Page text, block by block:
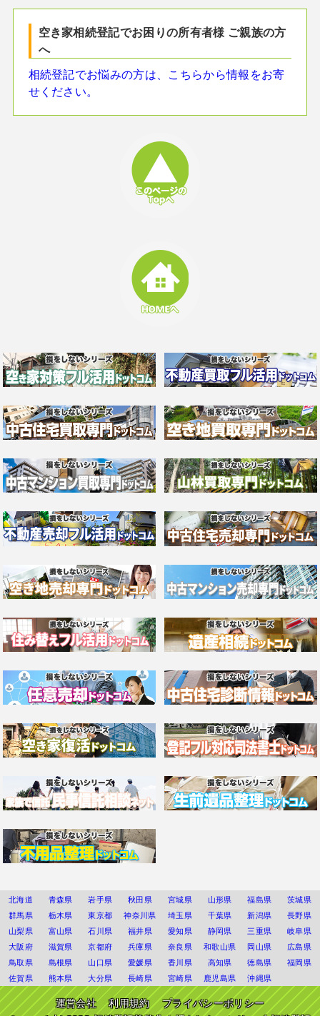
空き家相続登記でお困りの所有者様 ご親族の方
へ
相続登記でお悩みの方は、こちらから情報をお寄
せください。
北海道 青森県 岩手県 秋田県 宮城県 山形県 福島県
茨城県
群馬県
栃木県 東京都 神奈川県 埼玉県 千葉県 新潟県
長野県
山梨県
富山県 石川県 福井県 愛知県 静岡県 三重県
岐阜県
大阪府
滋賀県 京都府 兵庫県 奈良県 和歌山県 岡山県
広島県
鳥取県
島根県 山口県 愛媛県 香川県 高知県 徳島県
福岡県
佐賀県
熊本県 大分県 長崎県 宮崎県 鹿児島県 沖縄県
運営会社 利用規約
プライバシーポリシー